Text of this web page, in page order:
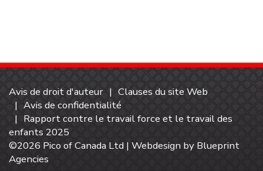
Avis de droit d'auteur
Clauses du site Web
Avis de confidentialité
Rapport contre le travail force et le travail des
enfants 2025
©2026 Pico of Canada Ltd | Webdesign by Blueprint
Agencies